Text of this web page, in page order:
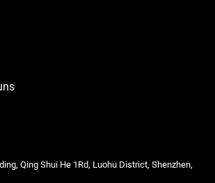
Qing Shui He 1Rd, Luohu District, Shenzhen,